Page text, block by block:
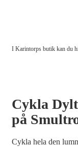
I Karintorps butik kan du
Cykla
på
Cykla hela den